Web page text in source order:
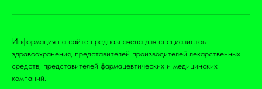
Информация на сайте предназначена для специалистов
здравоохранения, представителей производителей лекарственных
средств, представителей фармацевтических и медицинских
компаний.